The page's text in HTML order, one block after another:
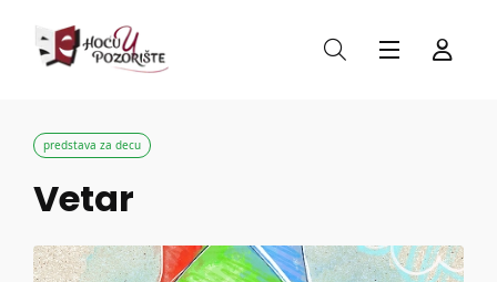
predstava za decu
Vetar